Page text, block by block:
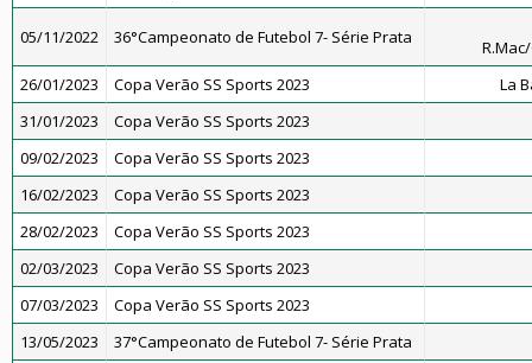
05/11/2022 36°Campeonato de Futebol 7- Série Prata
26/01/2023
Copa Verão SS Sports 2023
La
31/01/2023
Copa Verão SS Sports 2023
09/02/2023
Copa Verão SS Sports 2023
16/02/2023
Copa Verão SS Sports 2023
28/02/2023
Copa Verão SS Sports 2023
02/03/2023
Copa Verão SS Sports 2023
07/03/2023
Copa Verão SS Sports 2023
13/05/2023
37°Campeonato de Futebol 7- Série Prata